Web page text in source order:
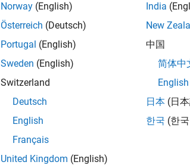
Norway (English)
Österreich (Deutsch)
Portugal (English)
Sweden (English)
Switzerland
Deutsch
English
Français
United Kingdom (English)
India
New
中国
简体中
English
日本 (日
한국 (한